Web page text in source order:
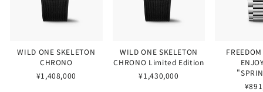
WILD ONE SKELETON
CHRONO
¥1,408,000
WILD ONE SKELETON
CHRONO Limited Edition
¥1,430,000